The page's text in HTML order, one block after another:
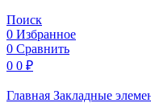
Поиск
0 Избранное
0 Сравнить
0 0 ₽
Главная Закладные